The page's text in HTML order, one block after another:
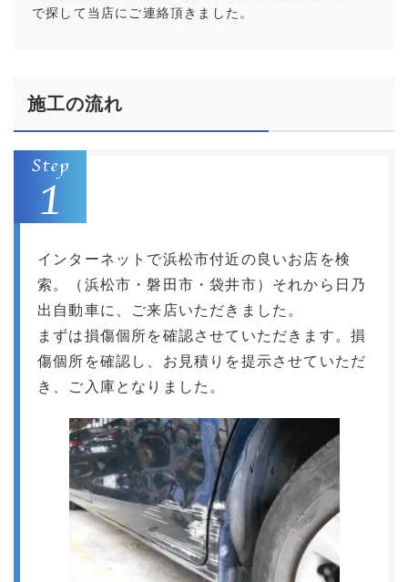
で探して当店にご連絡頂きました。
施工の流れ
インターネットで浜松市付近の良いお店を検
索。（浜松市・磐田市・袋井市）それから日乃
出自動車に、ご来店いただきました。
まずは損傷個所を確認させていただきます。損
傷個所を確認し、お見積りを提示させていただ
き、ご入庫となりました。